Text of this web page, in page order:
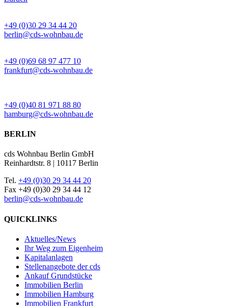
+49 (0)30 29 34 44 20
berlin@cds-wohnbau.de
+49 (0)69 68 97 477 10
frankfurt@cds-wohnbau.de
+49 (0)40 81 971 88 80
hamburg@cds-wohnbau.de
BERLIN
cds Wohnbau Berlin GmbH
Reinhardtstr. 8 | 10117 Berlin
Tel. +49 (0)30 29 34 44 20
Fax +49 (0)30 29 34 44 12
berlin@cds-wohnbau.de
QUICKLINKS
Aktuelles/News
Ihr Weg zum Eigenheim
Kapitalanlagen
Stellenangebote der cds
Ankauf Grundstücke
Immobilien Berlin
Immobilien Hamburg
Immobilien Frankfurt